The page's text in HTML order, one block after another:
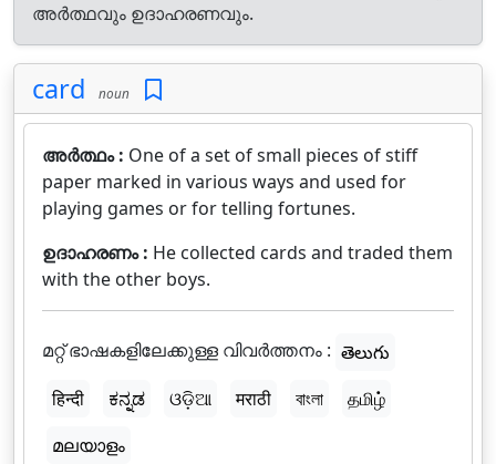
അർത്ഥവും ഉദാഹരണവും.
card noun
അർത്ഥം : One of a set of small pieces of stiff
paper marked in various ways and used for
playing games or for telling fortunes.
ഉദാഹരണം : He collected cards and traded them
with the other boys.
മറ്റ് ഭാഷകളിലേക്കുള്ള വിവർത്തനം : తెలుగు
हिन्दी
ಕನ್ನಡ ଓଡ଼ିଆ मराठी বাংলা
தமிழ்
മലയാളം